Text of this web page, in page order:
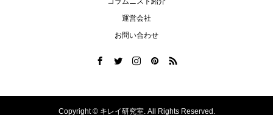
運営会社
お問い合わせ
Copyright ©キレイ研究室. All Rights Reserved.